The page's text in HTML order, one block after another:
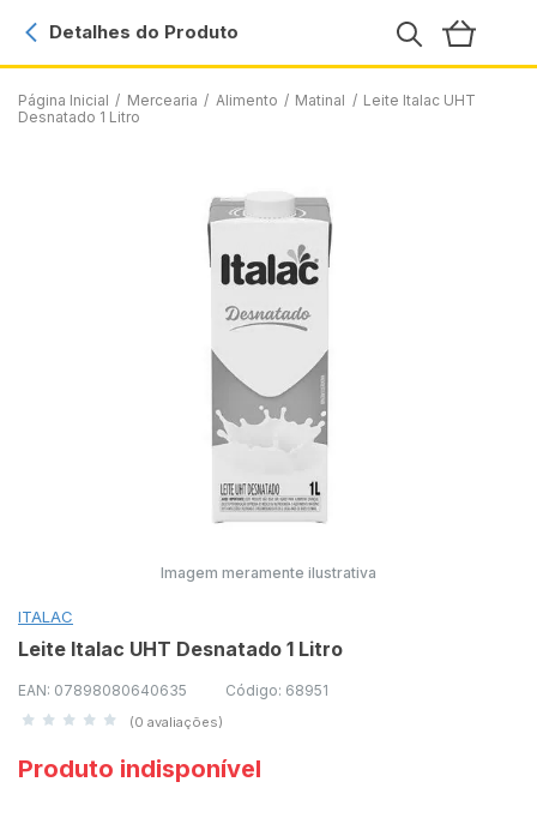
Página Inicial / Mercearia / Alimento / Matinal / Leite Italac UHT
Desnatado 1 Litro
Detalhes do Produto
Imagem meramente ilustrativa
ITALAC
Leite Italac UHT Desnatado 1 Litro
EAN: 07898080640635 Código: 68951
(0 avaliações)
Produto indisponível